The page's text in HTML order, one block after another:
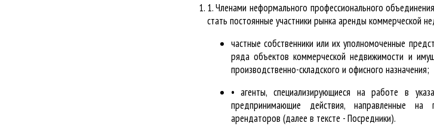
1. Членами неформального профессионального
стать постоянные участники рынка аренды коммерческой
частные собственники или их уполномоченные
ряда объектов коммерческой недвижимости и
производственно-складского и офисного назначения;
• агенты, специализирующиеся на работе в
предпринимающие действия, направленные на
арендаторов (далее в тексте - Посредники).